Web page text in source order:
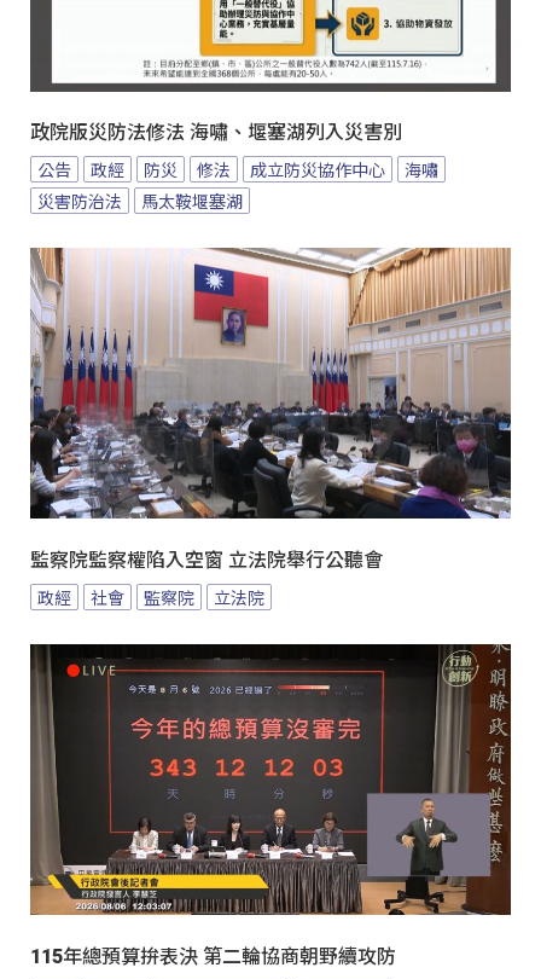
政院版災防法修法 海嘯、堰塞湖列入災害別
公告 政經 防災 修法 成立防災協作中心
海嘯
災害防治法
馬太鞍堰塞湖
監察院監察權陷入空窗 立法院舉行公聽會
政經 社會 監察院 立法院
115年總預算拚表決 第二輪協商朝野續攻防